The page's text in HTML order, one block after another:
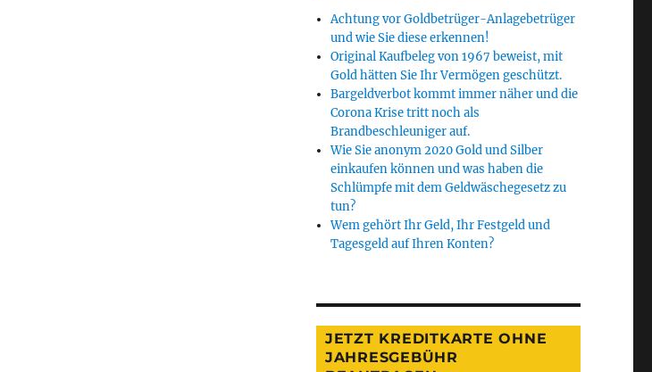
Achtung vor Goldbetrüger-Anlagebetrüger
und wie Sie diese erkennen!
Original Kaufbeleg von 1967 beweist, mit
Gold hätten Sie Ihr Vermögen geschützt.
Bargeldverbot kommt immer näher und die
Corona Krise tritt noch als
Brandbeschleuniger auf.
Wie Sie anonym 2020 Gold und Silber
einkaufen können und was haben die
Schlümpfe mit dem Geldwäschegesetz zu
tun?
Wem gehört Ihr Geld, Ihr Festgeld und
Tagesgeld auf Ihren Konten?
JETZT KREDITKARTE OHNE
JAHRESGEBÜHR